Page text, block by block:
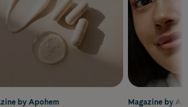
Magazine by
by Apohem